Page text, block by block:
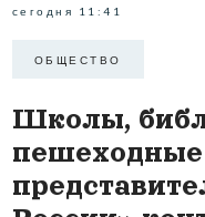
сегодня 11:41
ОБЩЕСТВО
Школы,
пешеходные